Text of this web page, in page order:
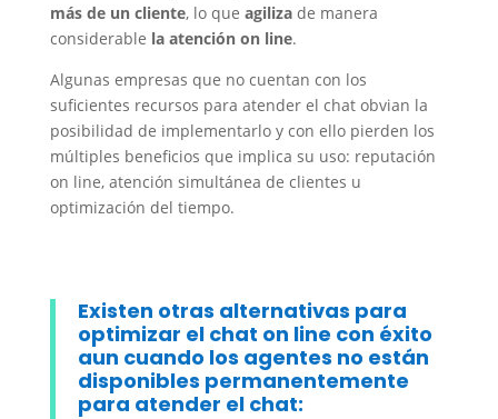
más de un cliente, lo que agilizade manera
considerable la atención on line.
Algunas empresas que no cuentan con los
suficientes recursos para atender el chat obvian la
posibilidad de implementarlo y con ello pierden los
múltiples beneficios que implica su uso: reputación
on line, atención simultánea de clientes u
optimización del tiempo.
Existen otras alternativas para
optimizar el chat on line con éxito
aun cuando los agentes no están
disponibles permanentemente
para atender el chat: